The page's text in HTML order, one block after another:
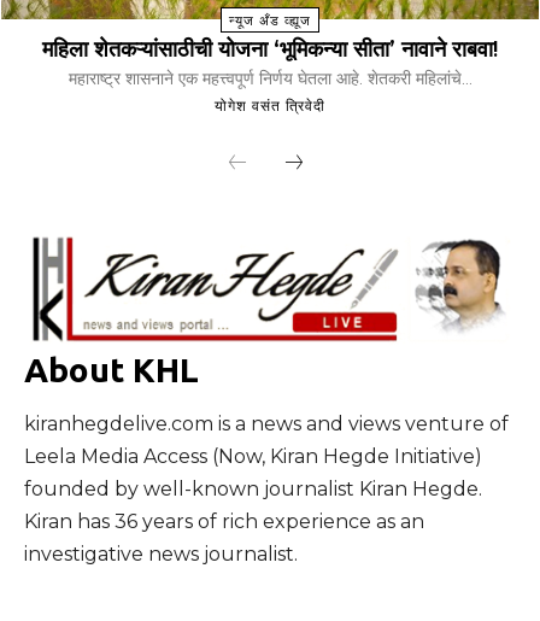
न्यूज अँड व्ह्यूज
महिला शेतकऱ्यांसाठीची योजना ‘भूमिकन्या सीता’ नावाने राबवा!
महाराष्ट्र शासनाने एक महत्त्वपूर्ण निर्णय घेतला आहे. शेतकरी महिलांचे...
योगेश वसंत त्रिवेदी
About KHL
kiranhegdelive.com is a news and views venture of
Leela Media Access (Now, Kiran Hegde Initiative)
founded by well-known journalist Kiran Hegde.
Kiran has 36 years of rich experience as an
investigative news journalist.